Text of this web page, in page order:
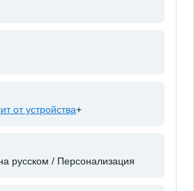
от устройства+
русском / Персонализация